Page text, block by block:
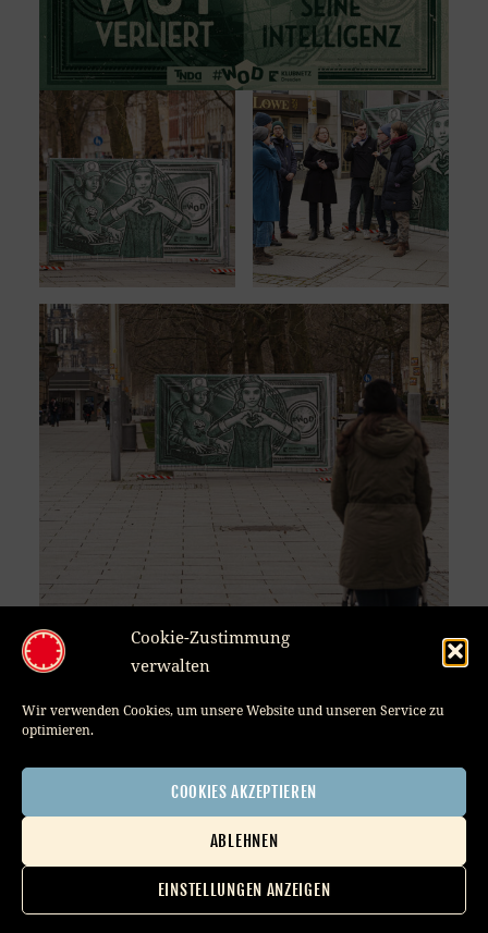
Cookie-Zustimmung
verwalten
Wir verwenden Cookies, um unsere Website und unseren Service zu
optimieren.
COOKIES AKZEPTIEREN
ABLEHNEN
EINSTELLUNGEN ANZEIGEN
Posted
9. February 2022
Post
navigation
Previous
50 Kubikzentimeter
Next
post:
VEGAN ROCK YOU
Member of
Datenschutzerklärung
AGB